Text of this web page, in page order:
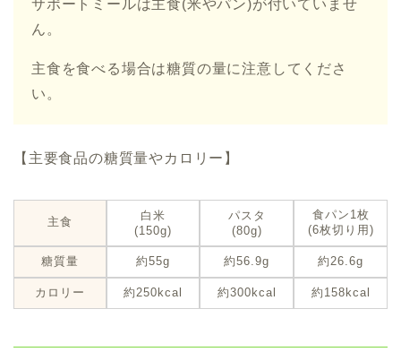
サポートミールは主食(米やパン)が付いていませ
ん。
主食を食べる場合は糖質の量に注意してくださ
い。
【主要食品の糖質量やカロリー】
主食
白米
(150g)
パスタ
(80g)
食パン1枚
(6枚切り用)
糖質量 約55g 約56.9g 約26.6g
カロリー 約250kcal 約300kcal 約158kcal